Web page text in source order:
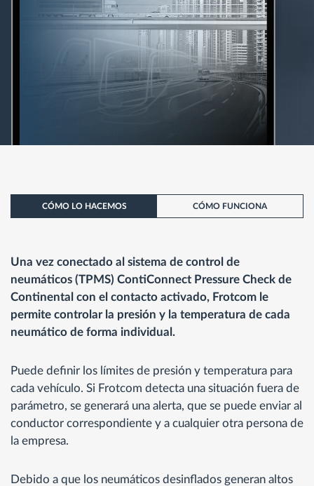
CÓMO LO HACEMOS CÓMO FUNCIONA
Una vez conectado al sistema de control de
neumáticos (TPMS) ContiConnect Pressure Check de
Continental con el contacto activado, Frotcom le
permite controlar la presión y la temperatura de cada
neumático de forma individual.
Puede definir los límites de presión y temperatura para
cada vehículo. Si Frotcom detecta una situación fuera de
parámetro, se generará una alerta, que se puede enviar al
conductor correspondiente y a cualquier otra persona de
la empresa.
Debido a que los neumáticos desinflados generan altos